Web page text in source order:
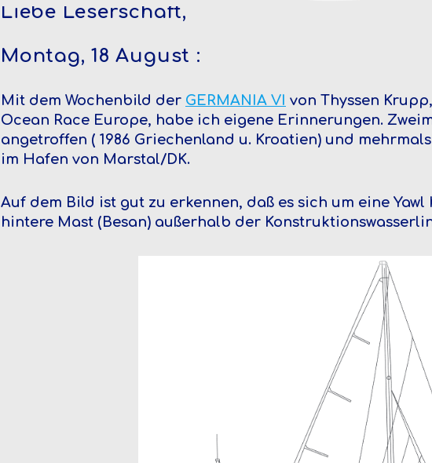
Liebe Leserschaft,
Montag, 18 August :
Mit dem Wochenbild der GERMANIA VI von Thyssen
Ocean Race Europe, habe ich eigene Erinnerungen.
angetroffen ( 1986 Griechenland u. Kroatien) und
im Hafen von Marstal/DK.
Auf dem Bild ist gut zu erkennen, daß es sich um eine
hintere Mast (Besan) außerhalb der